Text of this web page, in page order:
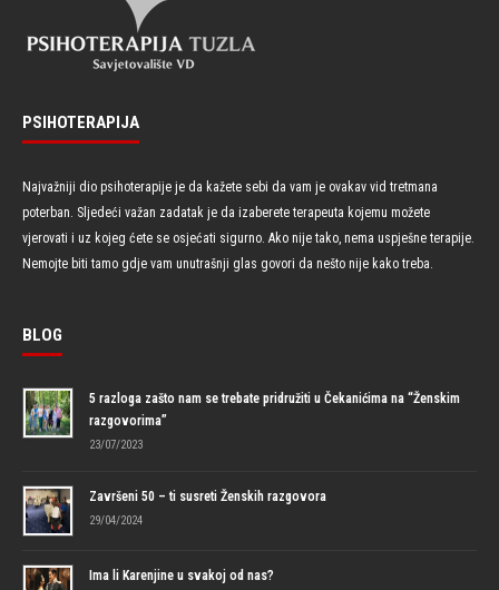
PSIHOTERAPIJA
Najvažniji dio psihoterapije je da kažete sebi da vam je ovakav vid tretmana
poterban. Sljedeći važan zadatak je da izaberete terapeuta kojemu možete
vjerovati i uz kojeg ćete se osjećati sigurno. Ako nije tako, nema uspješne terapije.
Nemojte biti tamo gdje vam unutrašnji glas govori da nešto nije kako treba.
BLOG
5 razloga zašto nam se trebate pridružiti u Čekanićima na “Ženskim
razgovorima”
23/07/2023
Završeni 50 – ti susreti Ženskih razgovora
29/04/2024
Ima li Karenjine u svakoj od nas?